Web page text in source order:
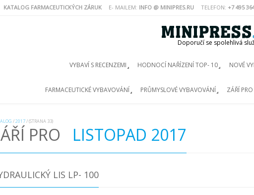
KATALOG FARMACEUTICKÝCH ZÁRUK E- MAILEM: INFO @ MINIPRES.RU TELEFON: +7 495
Doporučí se spolehlivá
VYBAVÍ S RECENZEMI HODNOCÍ NAŘÍZENÍ TOP- 10 NOVÉ
FARMACEUTICKÉ VYBAVOVÁNÍ PRŮMYSLOVÉ VYBAVOVÁNÍ ZÁŘÍ
/2017/(STRANA 33)
PRO LISTOPAD 2017
LIS LP- 100